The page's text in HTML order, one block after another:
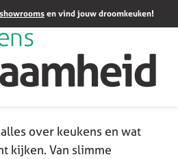
showrooms en vind jouw droomkeuken!
over keukens en wat
kijken. Van slimme